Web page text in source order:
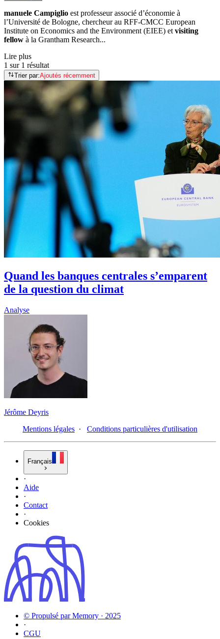
manuele Campiglio est professeur associé d’économie à
l’Université de Bologne, chercheur au RFF-CMCC European
Institute on Economics and the Environment (EIEE) et visiting
fellow à la Grantham Research...
Lire plus
1 sur 1 résultat
Trier par:Ajoutés récemment
Quand les banques centrales s’emparent
de la question du climat
Analyse
Jérôme Deyris
Mentions légales · Conditions particulières d'utilisation
Français
·
Aide
·
Contact
·
Cookies
© Propulsé par Memory · 2025
·
CGU